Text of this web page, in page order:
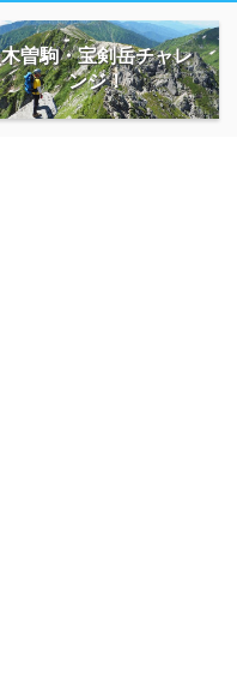
木曽駒・宝剣岳チャレ
ンジ！